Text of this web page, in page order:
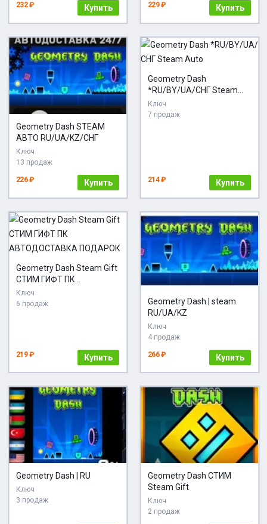
232 ₽ Купить 229 ₽ Купить
Geometry Dash STEAM
АВТО RU/UA/KZ/СНГ
Ключ
13 продаж
226 ₽ Купить
Geometry Dash
*RU/BY/UA/СНГ Steam
Auto
Ключ
7 продаж
214 ₽ Купить
Geometry Dash Steam Gift
СТИМ ГИФТ ПК
АВТОДОСТАВКА
ПОДАРОК
Ключ
6 продаж
219 ₽ Купить
Geometry Dash | steam
RU/UA/KZ
Ключ
4 продаж
266 ₽ Купить
Geometry Dash | RU
Ключ
3 продаж
Geometry Dash СТИМ
Steam Gift
Ключ
2 продаж